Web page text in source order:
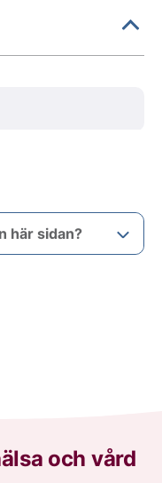
här sidan?
och vård